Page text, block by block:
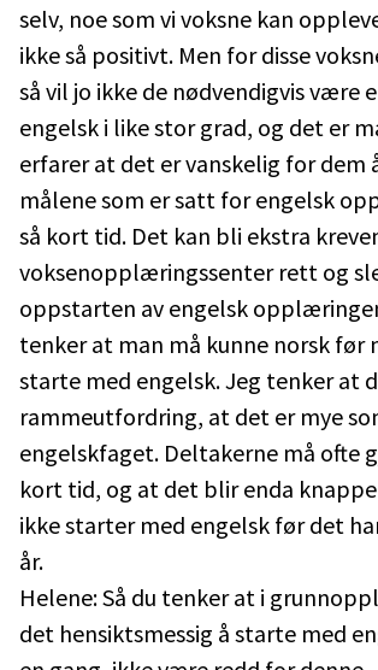
selv, noe som vi voksne kan
ikke så positivt. Men for disse
så vil jo ikke de nødvendigvis være
engelsk i like stor grad, og det er
erfarer at det er vanskelig for dem
målene som er satt for engelsk
så kort tid. Det kan bli ekstra
voksenopplæringssenter rett og
oppstarten av engelsk
tenker at man må kunne norsk før
starte med engelsk. Jeg tenker at
rammeutfordring, at det er mye
engelskfaget. Deltakerne må ofte
kort tid, og at det blir enda
ikke starter med engelsk før det
år.
Helene: Så du tenker at i
det hensiktsmessig å starte med